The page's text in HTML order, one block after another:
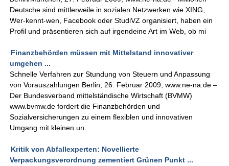
Deutsche sind mittlerweile in sozialen Netzwerken wie XING,
Wer-kennt-wen, Facebook oder StudiVZ organisiert, haben ein
Profil und präsentieren sich auf irgendeine Art im Web, ob mi
Finanzbehörden müssen mit Mittelstand innovativer
umgehen ...
Schnelle Verfahren zur Stundung von Steuern und Anpassung
von Vorauszahlungen Berlin, 26. Februar 2009, www.ne-na.de –
Der Bundesverband mittelständische Wirtschaft (BVMW)
www.bvmw.de fordert die Finanzbehörden und
Sozialversicherungen zu einem flexiblen und innovativen
Umgang mit kleinen un
Kritik von Abfallexperten: Novellierte
Verpackungsverordnung zementiert Grünen Punkt ...